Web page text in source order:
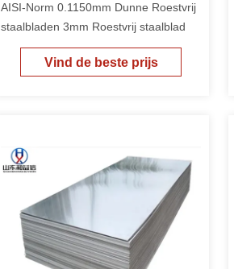
AISI-Norm 0.1150mm Dunne Roestvrij
staalbladen 3mm Roestvrij staalblad
Vind de beste prijs